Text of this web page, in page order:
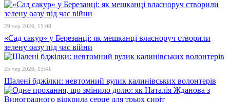
29 чер 2026, 15:08
«Сад сакур» у Березанці: як мешканці власноруч створили
зелену оазу під час війни
25 чер 2026, 13:41
Шалені бджілки: невтомний вулик калинівських волонтерів